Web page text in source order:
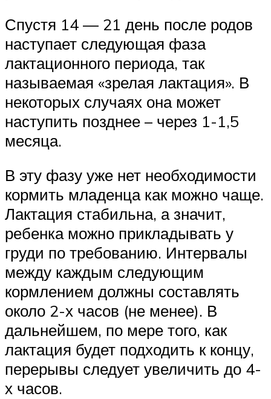
Спустя 14 — 21 день после родов
наступает следующая фаза
лактационного периода, так
называемая «зрелая лактация». В
некоторых случаях она может
наступить позднее – через 1-1,5
месяца.
В эту фазу уже нет необходимости
кормить младенца как можно чаще.
Лактация стабильна, а значит,
ребенка можно прикладывать у
груди по требованию. Интервалы
между каждым следующим
кормлением должны составлять
около 2-х часов (не менее). В
дальнейшем, по мере того, как
лактация будет подходить к концу,
перерывы следует увеличить до 4-
х часов.